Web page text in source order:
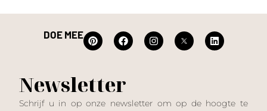
DOE MEE
Newsletter
Schrijf u in op onze newsletter om op de hoogte te